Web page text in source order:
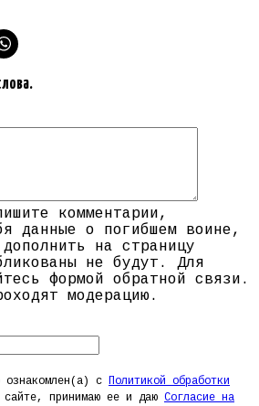
комментарии,
данные о погибшем воине,
на страницу
не будут. Для
формой обратной связи.
модерацию.
ознакомлен(а) с
Политикой обработки
сайте, принимаю ее и даю Согласие на